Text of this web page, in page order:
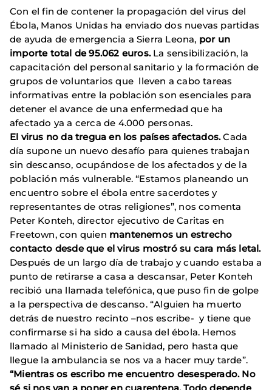
Con el fin de contener la propagación del virus del
Ébola, Manos Unidas ha enviado dos nuevas partidas
de ayuda de emergencia a Sierra Leona, por un
importe total de 95.062 euros.La sensibilización, la
capacitación del personal sanitario y la formación de
grupos de voluntarios que lleven a cabo tareas
informativas entre la población son esenciales para
detener el avance de una enfermedad que ha
afectado ya a cerca de 4.000 personas.
El virus no da tregua en los países afectados.Cada
día supone un nuevo desafío para quienes trabajan
sin descanso, ocupándose de los afectados y de la
población más vulnerable. “Estamos planeando un
encuentro sobre el ébola entre sacerdotes y
representantes de otras religiones”, nos comenta
Peter Konteh, director ejecutivo de Caritas en
Freetown, con quien mantenemos un estrecho
contacto desde que el virus mostró su cara más letal.
Después de un largo día de trabajo y cuando estaba a
punto de retirarse a casa a descansar, Peter Konteh
recibió una llamada telefónica, que puso fin de golpe
a la perspectiva de descanso. “Alguien ha muerto
detrás de nuestro recinto –nos escribe- y tiene que
confirmarse si ha sido a causa del ébola. Hemos
llamado al Ministerio de Sanidad, pero hasta que
llegue la ambulancia se nos va a hacer muy tarde”.
“Mientras os escribo me encuentro desesperado. No
sé si nos van a poner en cuarentena. Todo depende